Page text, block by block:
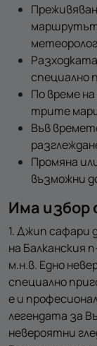
маршрутът
специално
По време
трите
Във
Промяна
възможни
Има
1. Джип сафари
на Балканския
м.н.в. Едно
специално
е и
легендата за
невероятни